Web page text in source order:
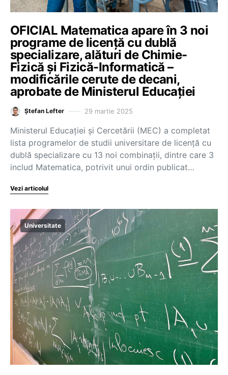
OFICIAL Matematica apare în 3 noi
programe de licență cu dublă
specializare, alături de Chimie-
Fizică și Fizică-Informatică –
modificările cerute de decani,
aprobate de Ministerul Educației
Ștefan Lefter 29 martie 2025
Ministerul Educației și Cercetării (MEC) a completat
lista programelor de studii universitare de licență cu
dublă specializare cu 13 noi combinații, dintre care 3
includ Matematica, potrivit unui ordin publicat…
Vezi articolul
Universitate